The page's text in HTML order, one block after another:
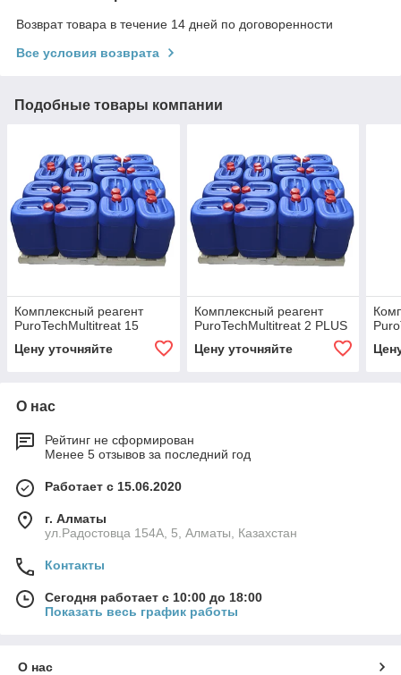
Возврат товара в течение 14 дней по договоренности
Все условия возврата
Подобные товары компании
Комплексный реагент
PuroTechMultitreat 15
Цену уточняйте
Комплексный реагент
PuroTechMultitreat 2 PLUS
Цену уточняйте
О нас
Рейтинг не сформирован
Менее 5 отзывов за последний год
Работает с 15.06.2020
г. Алматы
ул.Радостовца 154А, 5, Алматы, Казахстан
Контакты
Сегодня работает с 10:00 до 18:00
Показать весь график работы
О нас